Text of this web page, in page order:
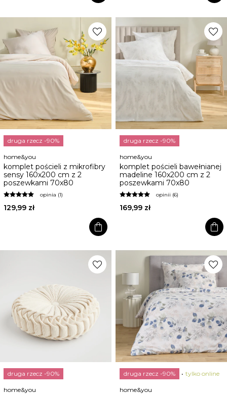
favorite
druga rzecz -90%
home&you
komplet pościeli z mikrofibry
sensy 160x200 cm z 2
poszewkami 70x80
opinia (1)
129,99 zł
shopping_bag
favorite
druga rzecz -90%
home&you
komplet pościeli bawełnianej
madeline 160x200 cm z 2
poszewkami 70x80
opinii (6)
169,99 zł
shopping_bag
favorite
druga rzecz -90%
home&you
favorite
druga rzecz -90% tylko online
home&you